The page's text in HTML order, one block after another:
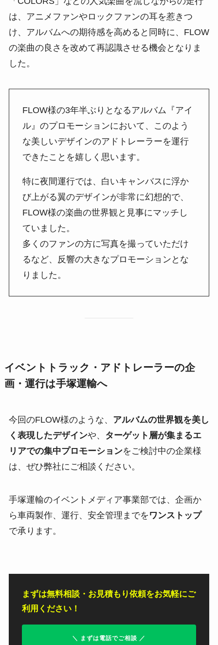
は、アニメファンやロックファンの耳を惹きつ
け、アルバムへの期待感を高めると同時に、FLOW
の楽曲の良さを改めて再認識させる機会となりま
した。
FLOW様の3年半ぶりとなるアルバム『アイ
ル』のプロモーションにおいて、このよう
な美しいデザインのアドトレーラーを運行
できたことを嬉しく思います。
特に夜間運行では、白いキャンバスに浮か
び上がる翼のデザインが非常に幻想的で、
FLOW様の楽曲の世界観と見事にマッチし
ていました。
多くのファンの方に写真を撮っていただけ
るなど、反響の大きなプロモーションとな
りました。
イベントトラック・アドトレーラーの企
画・運行は手塚運輸へ
今回のFLOW様のような、 アルバムの世界観を美し
く表現したデザインや、
ターゲット層が集まるエ
リアでの集中プロモーションをご検討中の企業様
は、ぜひ弊社にご相談ください。
手塚運輸のイベントメディア事業部では、企画か
ら車両製作、運行、安全管理までを ワンストップ
で承ります。
まずは無料相談・お見積もり依頼をお気軽にご
利用ください！
＼ まずは電話でご相談 ／